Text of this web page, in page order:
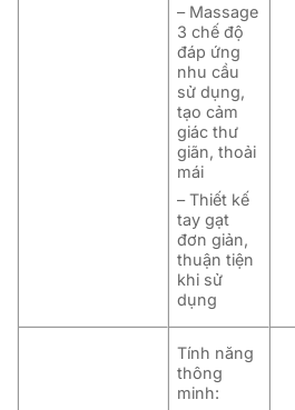
– Massage
3 chế độ
đáp ứng
nhu cầu
sử dụng,
tạo cảm
giác thư
giãn, thoải
mái
– Thiết kế
tay gạt
đơn giản,
thuận tiện
khi sử
dụng
Tính năng
thông
minh: